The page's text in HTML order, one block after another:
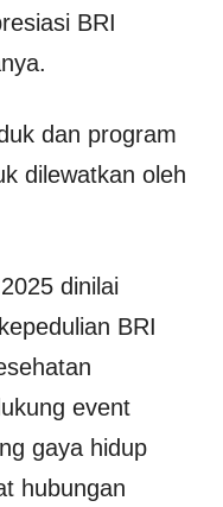
BRI
dan program
dilewatkan oleh
dinilai
BRI
event
gaya hidup
hubungan